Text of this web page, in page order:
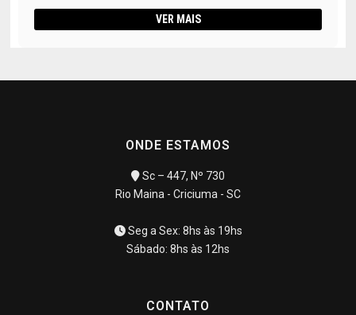
VER MAIS
ONDE ESTAMOS
Sc – 447, Nº 730
Rio Maina - Criciuma - SC
Seg a Sex: 8hs às 19hs
Sábado: 8hs às 12hs
CONTATO